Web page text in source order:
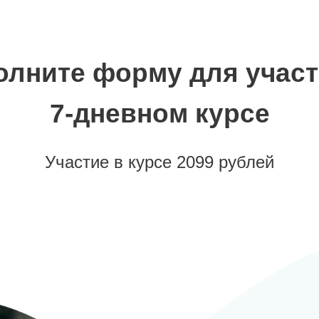
форму для
7‑дневном курсе
Участие в курсе 2099 рублей